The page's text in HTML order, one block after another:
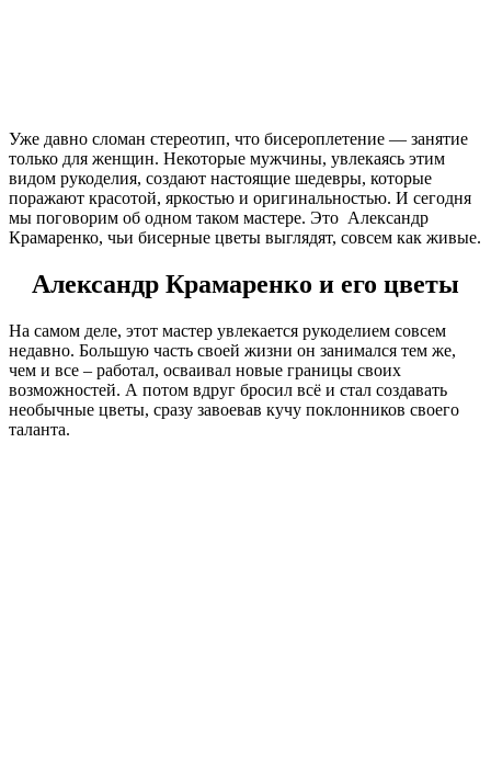
Уже давно сломан стереотип, что бисероплетение — занятие
только для женщин. Некоторые мужчины, увлекаясь этим
видом рукоделия, создают настоящие шедевры, которые
поражают красотой, яркостью и оригинальностью. И сегодня
мы поговорим об одном таком мастере. Это Александр
Крамаренко, чьи бисерные цветы выглядят, совсем как живые.
Александр Крамаренко и его цветы
На самом деле, этот мастер увлекается рукоделием совсем
недавно. Большую часть своей жизни он занимался тем же,
чем и все – работал, осваивал новые границы своих
возможностей. А потом вдруг бросил всё и стал создавать
необычные цветы, сразу завоевав кучу поклонников своего
таланта.